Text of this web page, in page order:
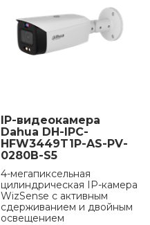
IP-видеокамера
Dahua DH-IPC-
HFW3449T1P-AS-PV-
0280B-S5
4-мегапиксельная
цилиндрическая IP-камера
WizSense с активным
сдерживанием и двойным
освещением